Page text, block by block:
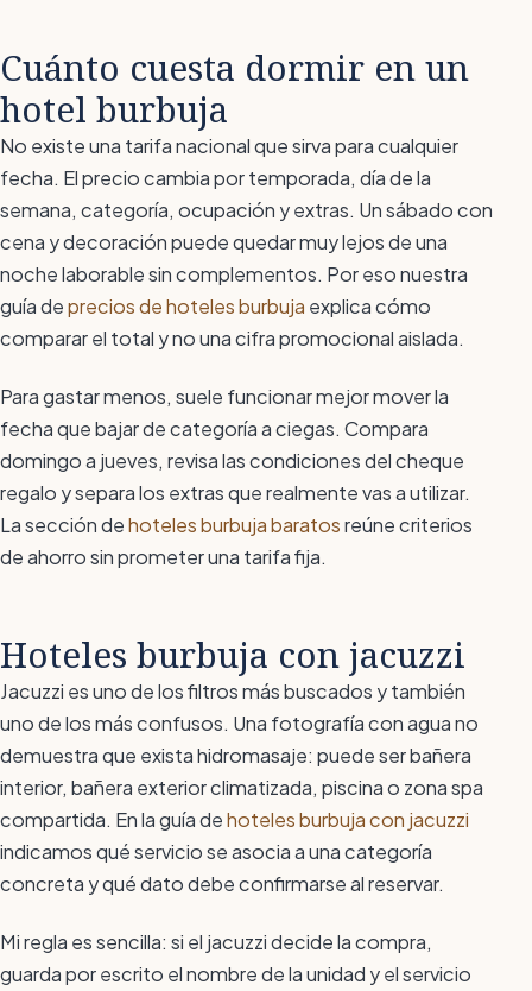
Cuánto cuesta dormir en un
hotel burbuja
No existe una tarifa nacional que sirva para cualquier
fecha. El precio cambia por temporada, día de la
semana, categoría, ocupación y extras. Un sábado con
cena y decoración puede quedar muy lejos de una
noche laborable sin complementos. Por eso nuestra
guía deprecios de hoteles burbuja explica cómo
comparar el total y no una cifra promocional aislada.
Para gastar menos, suele funcionar mejor mover la
fecha que bajar de categoría a ciegas. Compara
domingo a jueves, revisa las condiciones del cheque
regalo y separa los extras que realmente vas a utilizar.
La sección dehoteles burbuja baratosreúne criterios
de ahorro sin prometer una tarifa fija.
Hoteles burbuja con jacuzzi
Jacuzzi es uno de los filtros más buscados y también
uno de los más confusos. Una fotografía con agua no
demuestra que exista hidromasaje: puede ser bañera
interior, bañera exterior climatizada, piscina o zona spa
compartida. En la guía dehoteles burbuja con jacuzzi
indicamos qué servicio se asocia a una categoría
concreta y qué dato debe confirmarse al reservar.
Mi regla es sencilla: si el jacuzzi decide la compra,
guarda por escrito el nombre de la unidad y el servicio